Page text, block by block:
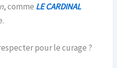
, comme LE CARDINAL
pour le curage ?